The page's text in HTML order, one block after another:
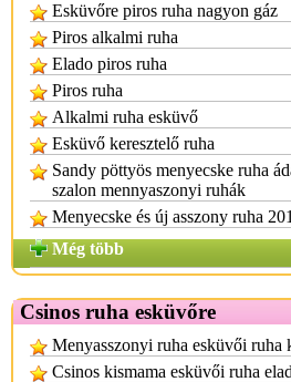
Esküvőre piros ruha nagyon gáz
Piros alkalmi ruha
Elado piros ruha
Piros ruha
Alkalmi ruha esküvő
Esküvő keresztelő ruha
Sandy pöttyös menyecske ruha
szalon mennyaszonyi ruhák
Menyecske és új asszony ruha
Még több
Csinos ruha esküvőre
Menyasszonyi ruha esküvői ruha
Csinos kismama esküvői ruha